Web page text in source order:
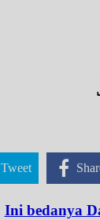
Tweet
Ini bedanya